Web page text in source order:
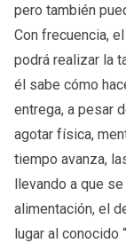
pero también
Con frecuencia,
podrá realizar la
él sabe cómo
entrega, a pesar
agotar física,
tiempo avanza,
llevando a que
alimentación, el
lugar al conocido